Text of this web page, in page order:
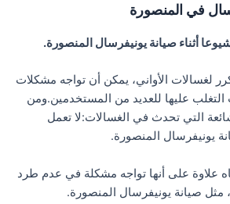
في المنصورة
أثناء صيانة يونيفرسال المنصورة.
لغسالات الأواني، يمكن أن تواجه مشكلات
عليها للعديد من المستخدمين.ومن
التي تحدث في الغسالات:لا تعمل
يونيفرسال المنصورة.
علاوة على أنها تواجه مشكلة في عدم طرد
مثل صيانة يونيفرسال المنصورة.